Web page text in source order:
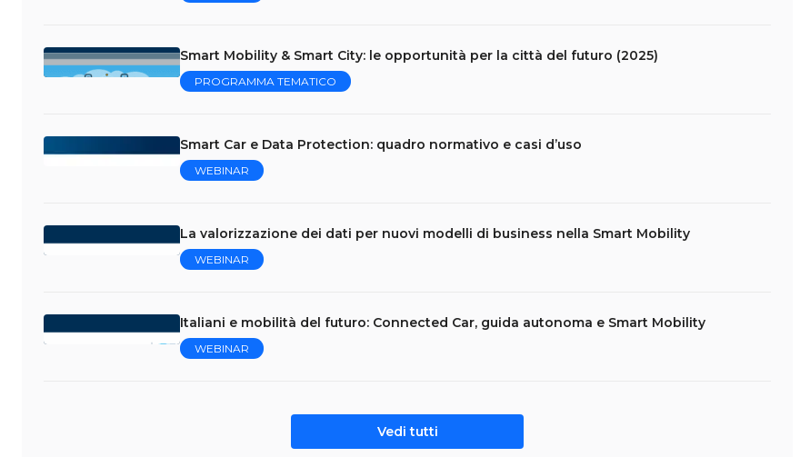
Smart Mobility & Smart City: le opportunità per la città del futuro (2025)
PROGRAMMA TEMATICO
Smart Car e Data Protection: quadro normativo e casi d’uso
WEBINAR
La valorizzazione dei dati per nuovi modelli di business nella Smart Mobility
WEBINAR
Italiani e mobilità del futuro: Connected Car, guida autonoma e Smart Mobility
WEBINAR
Vedi tutti